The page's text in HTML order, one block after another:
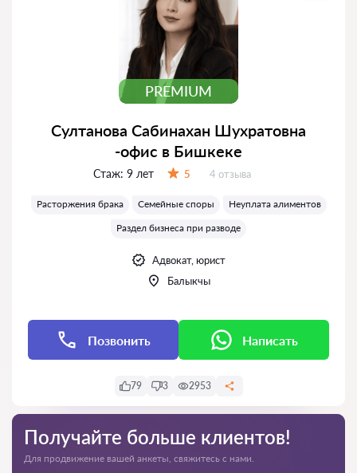
PREMIUM
Султанова Сабинахан Шухратовна
-офис в Бишкеке
Стаж: 9 лет 5 Отзывов:
4 отзыва
Расторжения брака Семейные споры
Неуплата алиментов
Раздел бизнеса при разводе
Адвокат, юрист
Балыкчы
Позвонить Написать
79 3 2953
Получайте больше клиентов!
Для продвижение вашей анкеты, свяжитесь с нами.